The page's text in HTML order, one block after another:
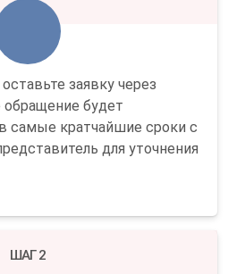
заявку через
будет
самые кратчайшие сроки с
для уточнения
ШАГ 2